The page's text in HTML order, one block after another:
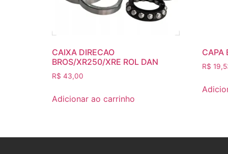
CAIXA DIRECAO
BROS/XR250/XRE ROL DAN
R$ 43,00
Adicionar ao carrinho
CAPA
R$